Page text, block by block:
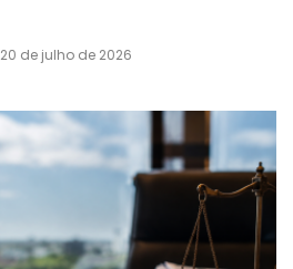
20 de julho de 2026